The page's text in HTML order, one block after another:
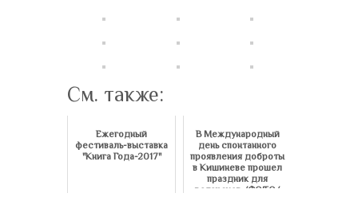
См. также:
Ежегодный
фестиваль-выставка
"Книга Года-2017"
В Международный
день спонтанного
проявления доброты
в Кишиневе прошел
праздник для
ветеранов /ФОТО/